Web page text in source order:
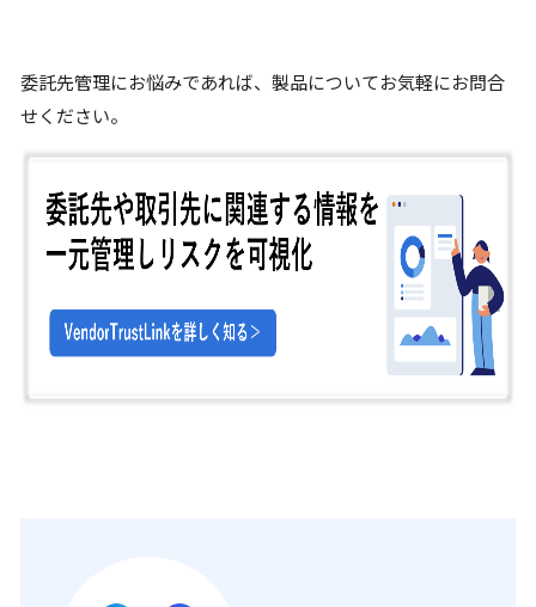
委託先管理にお悩みであれば、製品についてお気軽にお問合
せください。